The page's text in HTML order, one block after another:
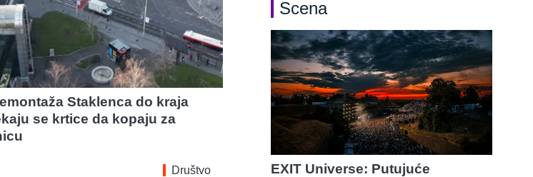
Staklenca do kraja
se krtice da kopaju za
Društvo
Scena
EXIT Universe: Putujuće